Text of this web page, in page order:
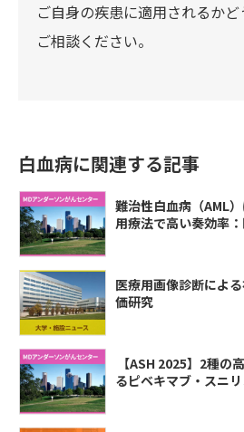
ご自身の疾患に適用されるか
ご相談ください。
白血病に関連する記事
難治性白血病（AML
用療法で高い奏効率
医療用画像診断によ
価研究
【ASH 2025】2種の
るピベキマブ・スニ